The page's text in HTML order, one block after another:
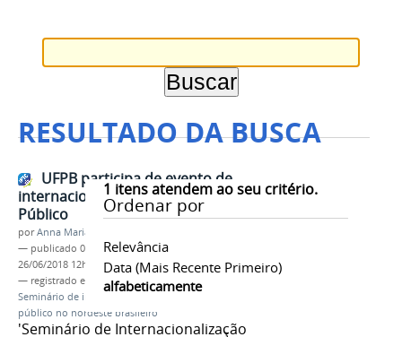
RESULTADO DA BUSCA
1 itens atendem ao seu critério.
Ordenar por
Relevância
Data (mais Recente Primeiro)
alfabeticamente
UFPB participa de evento de
internacionalização do Ensino
Público
porAnna Maria Bento
— publicado 08/06/2018—última modificação
26/06/2018 12h27
— registrado em:
EFOPLI EFOPLI-UFPB
Seminário de internacionalização do ensino
público no nordeste brasileiro
'Seminário de Internacionalização